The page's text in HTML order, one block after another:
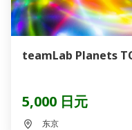
teamLab Planets
5,000 日元
东京